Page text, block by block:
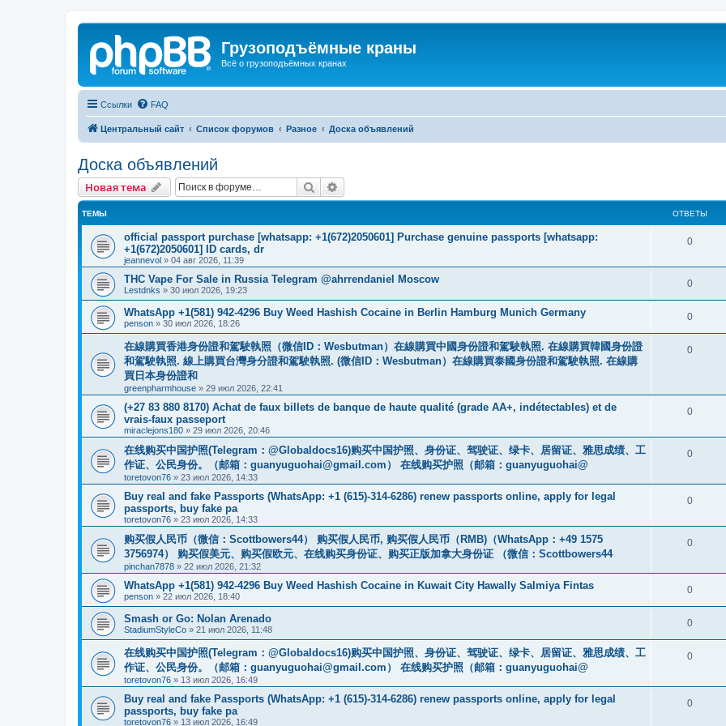
Грузоподъёмные краны
Всё о грузоподъёмных кранах
Ссылки FAQ
Центральный сайт Список форумов Разное Доска объявлений
Доска объявлений
Новая тема Поиск
ТЕМЫ ОТВЕТЫ
official passport purchase [whatsapp: +1(672)2050601] Purchase genuine passports [whatsapp:
+1(672)2050601] ID cards, dr
jeannevol » 04 авг 2026, 11:39
0
THC Vape For Sale in Russia Telegram @ahrrendaniel Moscow
Lestdnks » 30 июл 2026, 19:23
0
WhatsApp +1(581) 942-4296 Buy Weed Hashish Cocaine in Berlin Hamburg Munich Germany
penson » 30 июл 2026, 18:26
0
在線購買香港身份證和駕駛執照（微信ID：Wesbutman）在線購買中國身份證和駕駛執照. 在線購買韓國身份證
和駕駛執照. 線上購買台灣身分證和駕駛執照. (微信ID：Wesbutman）在線購買泰國身份證和駕駛執照. 在線購
買日本身份證和
greenpharmhouse » 29 июл 2026, 22:41
0
(+27 83 880 8170) Achat de faux billets de banque de haute qualité (grade AA+, indétectables) et de
vrais-faux passeport
miraclejons180 » 29 июл 2026, 20:46
0
在线购买中国护照(Telegram：@Globaldocs16)购买中国护照、身份证、驾驶证、绿卡、居留证、雅思成绩、工
作证、公民身份。（邮箱： guanyuguohai@gmail.com ） 在线购买护照（邮箱：guanyuguohai@
toretovon76 » 23 июл 2026, 14:33
0
Buy real and fake Passports (WhatsApp: +1 (615)-314-6286) renew passports online, apply for legal
passports, buy fake pa
toretovon76 » 23 июл 2026, 14:33
0
购买假人民币（微信：Scottbowers44） 购买假人民币, 购买假人民币（RMB)（WhatsApp：+49 1575
3756974） 购买假美元、购买假欧元、在线购买身份证、购买正版加拿大身份证 （微信：Scottbowers44
pinchan7878 » 22 июл 2026, 21:32
0
WhatsApp +1(581) 942-4296 Buy Weed Hashish Cocaine in Kuwait City Hawally Salmiya Fintas
penson » 22 июл 2026, 18:40
0
Smash or Go: Nolan Arenado
StadiumStyleCo » 21 июл 2026, 11:48
0
在线购买中国护照(Telegram：@Globaldocs16)购买中国护照、身份证、驾驶证、绿卡、居留证、雅思成绩、工
作证、公民身份。（邮箱： guanyuguohai@gmail.com ） 在线购买护照（邮箱：guanyuguohai@
toretovon76 » 13 июл 2026, 16:49
0
Buy real and fake Passports (WhatsApp: +1 (615)-314-6286) renew passports online, apply for legal
passports, buy fake pa
toretovon76 » 13 июл 2026, 16:49
0